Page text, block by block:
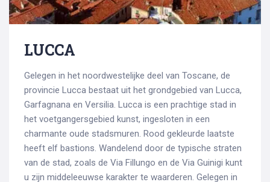
LUCCA
Gelegen in het noordwestelijke deel van Toscane, de
provincie Lucca bestaat uit het grondgebied van Lucca,
Garfagnana en Versilia. Lucca is een prachtige stad in
het voetgangersgebied kunst, ingesloten in een
charmante oude stadsmuren. Rood gekleurde laatste
heeft elf bastions. Wandelend door de typische straten
van de stad, zoals de Via Fillungo en de Via Guinigi kunt
u zijn middeleeuwse karakter te waarderen. Gelegen in